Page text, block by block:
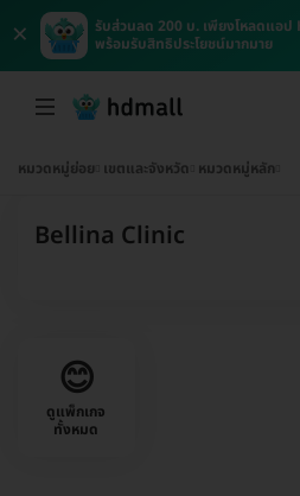
×
รับส่วนลด 200 บ. เพียงโหลดแอ
พร้อมรับสิทธิประโยชน์มากมาย
หมวดหมู่ย่อย เขตและจังหวัด หมวดหมู่หลัก
Bellina Clinic
😊
ดูแพ็กเกจ
ทั้งหมด